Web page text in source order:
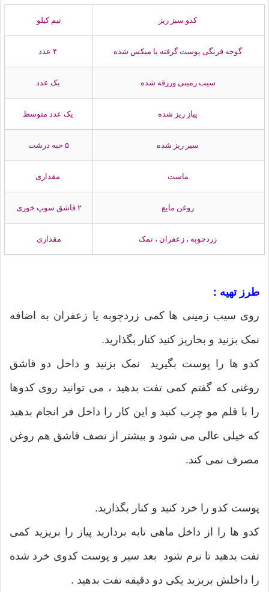
کدو سبز ریز نیم کیلو
گوجه فرنگی پوست گرفته یا میکس شده
سیب زمینی ورزقه شده یک عدد
پیاز ریز شده یک عدد متوسط
سیر ریز شده ۵ حبه درشت
ماست مقداری
روغن مایع ۲ قاشق سوپ خوری
زردچوبه ، زعفران ، نمک مقداری
طرز تهیه :
روی سیب زمینی ها کمی زردچوبه یا زعفران به اضافه
نمک بزنید و بخارپز کنید کنار بگذارید.
کدو ها را پوست بگیرید نمک بزنید و داخل دو قاشق
روغنی که گفتم کمی تفت بدهید ، می توانید روی کدوها
را با قلم مو چرب کنید و این کار را داخل فر انجام بدهید
که خیلی عالی می شود و بیشتر از نصف قاشق هم روغن
مصرف نمی کند.
پوست کدو را خرد کنید و کنار بگذارید.
کدو ها را از داخل ماهی تابه بردارید پیاز را بریزید کمی
تفت بدهید تا نرم شود بعد سیر و پوست کدوی خرد شده
را داخلش بریزید یکی دو دقیقه تفت بدهید .